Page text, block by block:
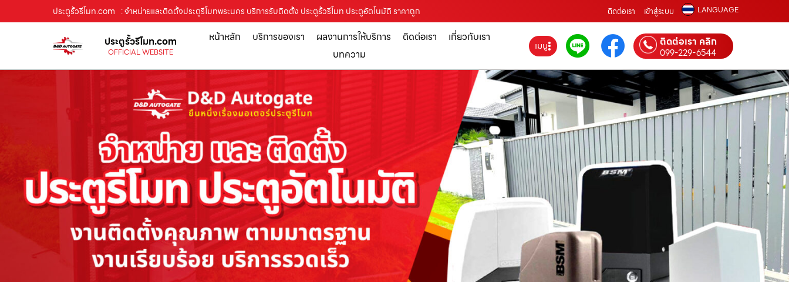
ประตูรั้วรีโมท.com : จำหน่ายและติดตั้งประตูรีโมทพระนคร บริการรับติดตั้ง ประตูรั้วรีโมท ประตูอัตโนมัติ ราคาถูก ติดต่อเรา เข้าสู่ระบบ LANGUAGE
ประตูรั้วรีโมท.com
OFFICIAL WEBSITE
หน้าหลัก บริการของเรา ผลงานการให้บริการ ติดต่อเรา
เกี่ยวกับเรา
บทความ
เมนู ติดต่อเรา คลิก
099-229-6544